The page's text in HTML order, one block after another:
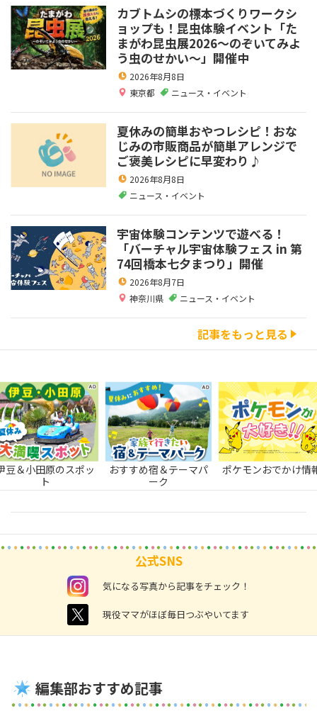
カブトムシの標本づくりワークシ
ョップも！昆虫体験イベント「た
まがわ昆虫展2026～のぞいてみよ
う虫のせかい～」開催中
2026年8月8日
東京都
ニュース・イベント
夏休みの簡単おやつレシピ！おな
じみの市販商品が簡単アレンジで
ご褒美レシピに早変わり♪
2026年8月8日
ニュース・イベント
宇宙体験コンテンツで遊べる！
「バーチャル宇宙体験フェス in 第
74回橋本七夕まつり」開催
2026年8月7日
神奈川県
ニュース・イベント
記事をもっと見る
豆＆小田原のスポッ
ト
おすすめ宿＆テーマパ
ーク
ポケモンおでかけ情
公式SNS
instagram 気になる写真から記事をチェック！
twitter 現役ママがほぼ毎日つぶやいてます
編集部おすすめ記事